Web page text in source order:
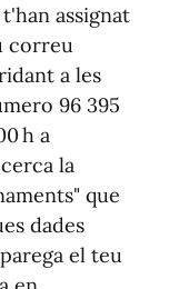
assignat
correu
a les
96 395
h a
la
que
dades
el teu